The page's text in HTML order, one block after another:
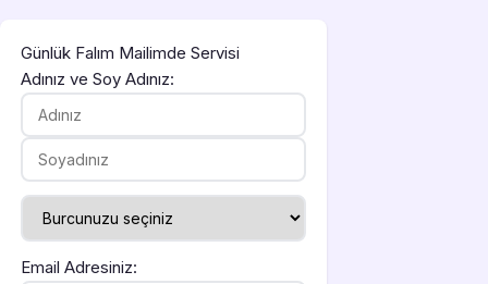
Günlük Falım Mailimde Servisi
Adınız ve Soy Adınız:
Email Adresiniz: